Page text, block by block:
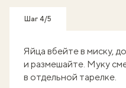
Шаг 4/5
Яйца вбейте в миску,
и размешайте. Муку
в отдельной тарелке.